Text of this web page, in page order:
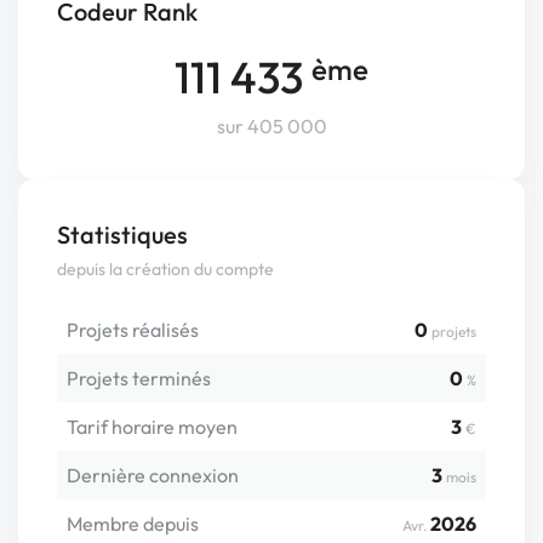
Codeur Rank
111 433 ème
sur 405 000
Statistiques
depuis la création du compte
Projets réalisés 0 projets
Projets terminés 0 %
Tarif horaire moyen 3 €
Dernière connexion 3 mois
Membre depuis Avr. 2026